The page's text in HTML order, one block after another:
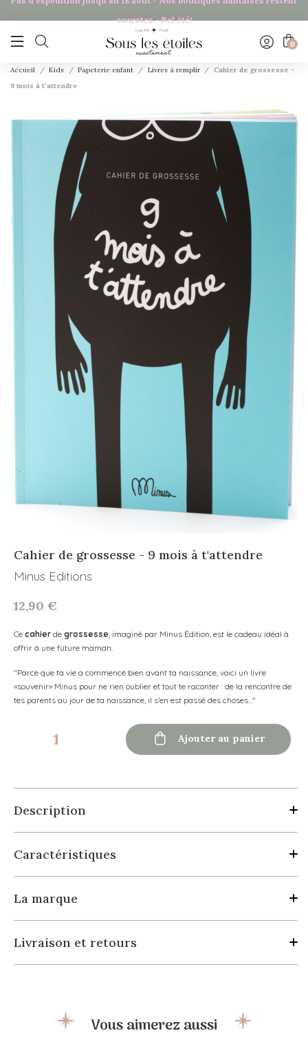
ouvertes - Bel été!
 0
Accueil Kids Papeterie enfant Livres à remplir
Cahier de grossesse -
9 mois à t'attendre
Cahier de grossesse - 9 mois à t'attendre
Minus Editions
12,90 €
Ce cahier de grossesse , imaginé par Minus Édition, est le cadeau idéal à
offrir à une future maman.
"Parce que ta vie a commencé bien avant ta naissance, voici un livre
«souvenir» Minus pour ne rien oublier et tout te raconter : de la rencontre de
tes parents au jour de ta naissance, il s’en est passé des choses..."
 Ajouter au panier
Description
Caractéristiques
La marque
Livraison et retours
Vous aimerez aussi